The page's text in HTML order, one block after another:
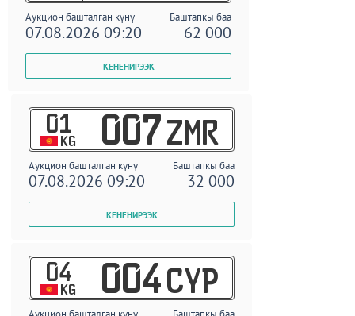
Аукцион башталган күнү Баштапкы баа
07.08.2026 09:20 62 000
01
KG 007 ZMR
Аукцион башталган күнү Баштапкы баа
07.08.2026 09:20 32 000
04
KG 004 CYP